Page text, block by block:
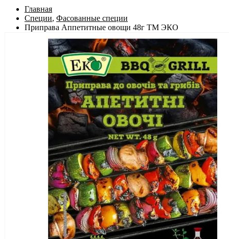
Главная
Специи, Фасованные специи
Приправа Аппетитные овощи 48г ТМ ЭКО